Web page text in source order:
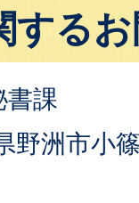
する
書課
野洲市小